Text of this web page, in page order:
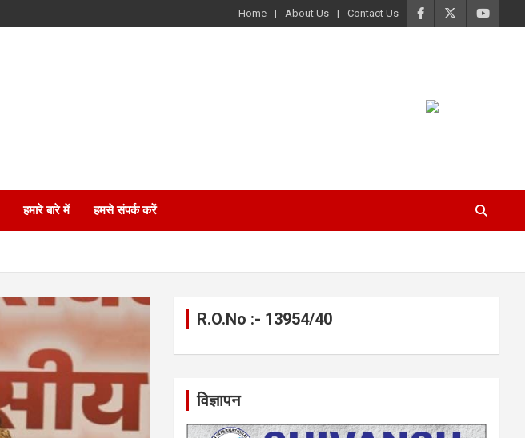
Home About Us Contact Us
हमारे बारे में हमसे संपर्क करें
R.O.No :- 13954/40
विज्ञापन